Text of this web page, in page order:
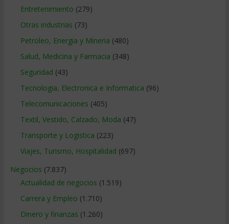
Entretenimiento (279)
Otras industrias (73)
Petroleo, Energia y Mineria (480)
Salud, Medicina y Farmacia (348)
Seguridad (43)
Tecnologia, Electronica e Informatica (96)
Telecomunicaciones (405)
Textil, Vestido, Calzado, Moda (47)
Transporte y Logistica (223)
Viajes, Turismo, Hospitalidad (697)
Negocios (7.837)
Actualidad de negocios (1.519)
Carrera y Empleo (1.710)
Dinero y finanzas (1.260)